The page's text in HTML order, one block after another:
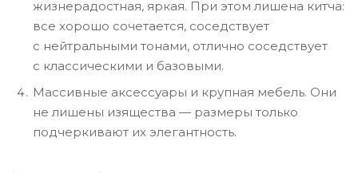
жизнерадостная, яркая. При этом лишена китча:
все хорошо сочетается, соседствует
с нейтральными тонами, отлично соседствует
с классическими и базовыми.
Массивные аксессуары и крупная мебель. Они
не лишены изящества — размеры только
подчеркивают их элегантность.